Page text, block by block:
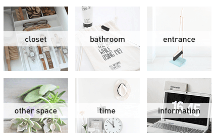
リビング＆ダイニング クローゼット
スモールオフィス